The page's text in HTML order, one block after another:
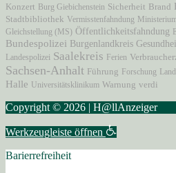
Konzert Burg Giebichenstein Sicherheit Brand
Stadtbibliothek Vermisstenfahndung
Gleichstellung (MS) Öffentlichkeitsfahndung
Bundespolizei Burgenlandkreis
Landespolizei Saalekreis Ferien
Sachsen-Anhalt Führung Forschung
Halle Universitätsklinikum Warnung verdi
Copyright © 2026 | H@llAnzeiger
Werkzeugleiste öffnen
Barierrefreiheit